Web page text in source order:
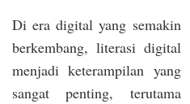
Di era digital yang semakin
berkembang, literasi digital
menjadi keterampilan yang
sangat penting, terutama